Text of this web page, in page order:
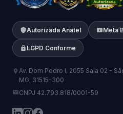
Autorizada Anatel Meta
LGPD Conforme
Av. Dom Pedro I, 2055 Sala 02 -
MG, 31515-300
CNPJ 42.793.818/0001-59